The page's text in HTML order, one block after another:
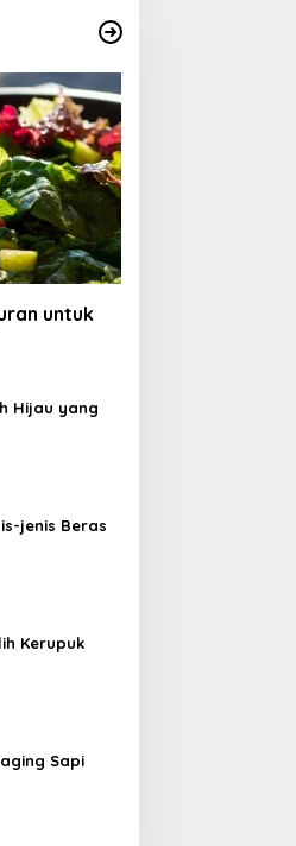
untuk
Hijau yang
jenis Beras
Kerupuk
Sapi